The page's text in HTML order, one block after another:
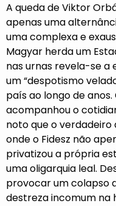
A queda de Viktor
apenas uma
uma complexa e
Magyar herda um
nas urnas revela-se a
um “despotismo
país ao longo de
acompanhou o
noto que o
onde o Fidesz não
privatizou a própria
uma oligarquia leal.
provocar um colapso
destreza incomum na